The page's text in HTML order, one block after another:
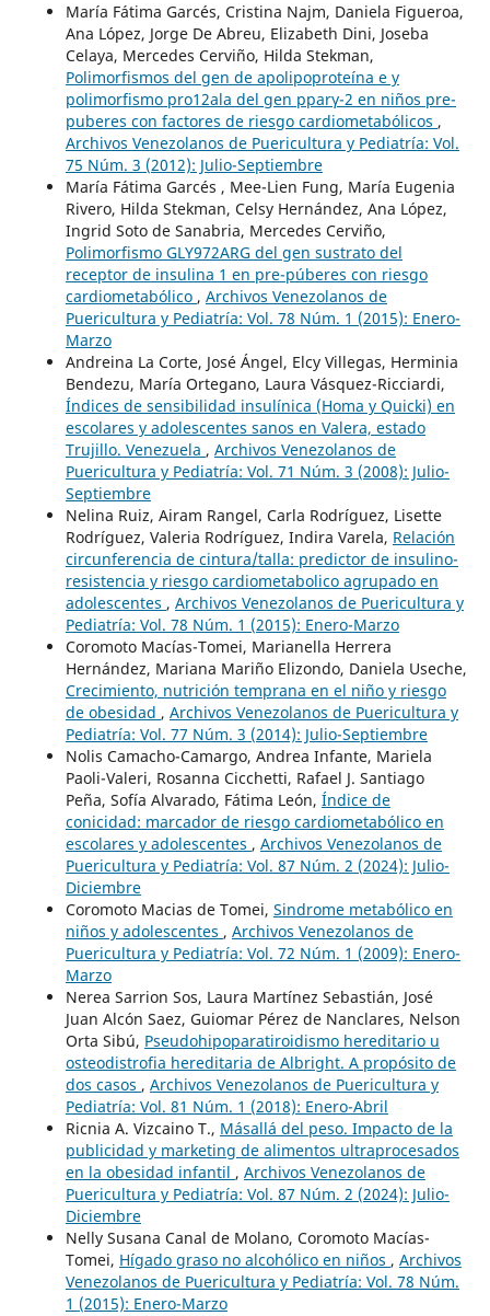
María Fátima Garcés, Cristina Najm, Daniela Figueroa,
Ana López, Jorge De Abreu, Elizabeth Dini, Joseba
Celaya, Mercedes Cerviño, Hilda Stekman,
Polimorfismos del gen de apolipoproteína e y
polimorfismo pro12ala del gen pparγ-2 en niños pre-
puberes con factores de riesgo cardiometabólicos ,
Archivos Venezolanos de Puericultura y Pediatría: Vol.
75 Núm. 3 (2012): Julio-Septiembre
María Fátima Garcés , Mee-Lien Fung, María Eugenia
Rivero, Hilda Stekman, Celsy Hernández, Ana López,
Ingrid Soto de Sanabria, Mercedes Cerviño,
Polimorfismo GLY972ARG del gen sustrato del
receptor de insulina 1 en pre-púberes con riesgo
cardiometabólico , Archivos Venezolanos de
Puericultura y Pediatría: Vol. 78 Núm. 1 (2015): Enero-
Marzo
Andreina La Corte, José Ángel, Elcy Villegas, Herminia
Bendezu, María Ortegano, Laura Vásquez-Ricciardi,
Índices de sensibilidad insulínica (Homa y Quicki) en
escolares y adolescentes sanos en Valera, estado
Trujillo. Venezuela , Archivos Venezolanos de
Puericultura y Pediatría: Vol. 71 Núm. 3 (2008): Julio-
Septiembre
Nelina Ruiz, Airam Rangel, Carla Rodríguez, Lisette
Rodríguez, Valeria Rodríguez, Indira Varela, Relación
circunferencia de cintura/talla: predictor de insulino-
resistencia y riesgo cardiometabolico agrupado en
adolescentes , Archivos Venezolanos de Puericultura y
Pediatría: Vol. 78 Núm. 1 (2015): Enero-Marzo
Coromoto Macías-Tomei, Marianella Herrera
Hernández, Mariana Mariño Elizondo, Daniela Useche,
Crecimiento, nutrición temprana en el niño y riesgo
de obesidad , Archivos Venezolanos de Puericultura y
Pediatría: Vol. 77 Núm. 3 (2014): Julio-Septiembre
Nolis Camacho-Camargo, Andrea Infante, Mariela
Paoli-Valeri, Rosanna Cicchetti, Rafael J. Santiago
Peña, Sofía Alvarado, Fátima León, Índice de
conicidad: marcador de riesgo cardiometabólico en
escolares y adolescentes , Archivos Venezolanos de
Puericultura y Pediatría: Vol. 87 Núm. 2 (2024): Julio-
Diciembre
Coromoto Macias de Tomei, Sindrome metabólico en
niños y adolescentes , Archivos Venezolanos de
Puericultura y Pediatría: Vol. 72 Núm. 1 (2009): Enero-
Marzo
Nerea Sarrion Sos, Laura Martínez Sebastián, José
Juan Alcón Saez, Guiomar Pérez de Nanclares, Nelson
Orta Sibú, Pseudohipoparatiroidismo hereditario u
osteodistrofia hereditaria de Albright. A propósito de
dos casos , Archivos Venezolanos de Puericultura y
Pediatría: Vol. 81 Núm. 1 (2018): Enero-Abril
Ricnia A. Vizcaino T., Másallá del peso. Impacto de la
publicidad y marketing de alimentos ultraprocesados
en la obesidad infantil , Archivos Venezolanos de
Puericultura y Pediatría: Vol. 87 Núm. 2 (2024): Julio-
Diciembre
Nelly Susana Canal de Molano, Coromoto Macías-
Tomei, Hígado graso no alcohólico en niños , Archivos
Venezolanos de Puericultura y Pediatría: Vol. 78 Núm.
1 (2015): Enero-Marzo